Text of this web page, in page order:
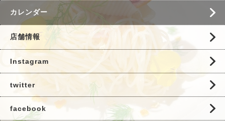
カレンダー
店舗情報
Instagram
twitter
facebook